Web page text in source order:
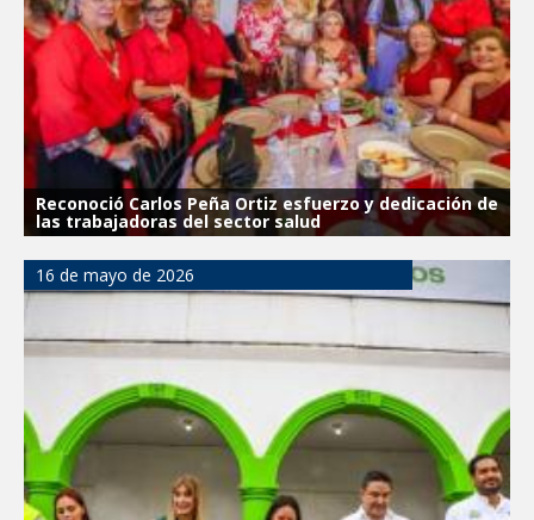
Reconoció Carlos Peña Ortiz esfuerzo y dedicación de
las trabajadoras del sector salud
16 de mayo de 2026